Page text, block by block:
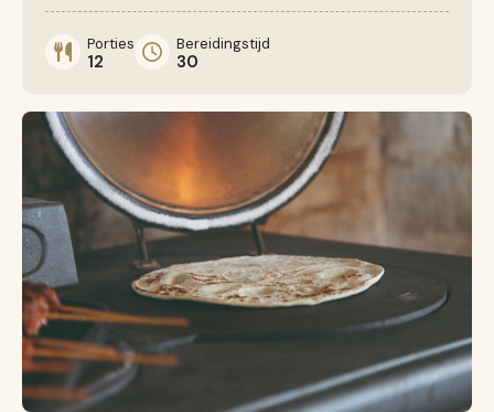
Porties
12
Bereidingstijd
30